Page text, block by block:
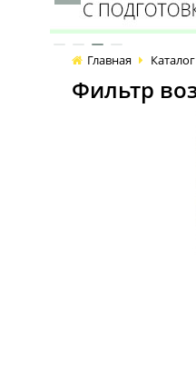
Главная
Фильтр